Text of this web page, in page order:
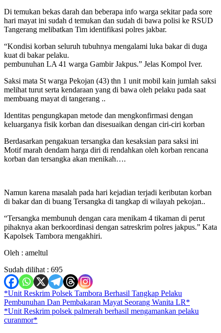
Di temukan bekas darah dan beberapa info warga sekitar pada sore
hari mayat ini sudah d temukan dan sudah di bawa polisi ke RSUD
Tangerang melibatkan Tim identifikasi polres jakbar.
“Kondisi korban seluruh tubuhnya mengalami luka bakar di duga
kuat di bakar pelaku.
pembunuhan LA 41 warga Gambir Jakpus.” Jelas Kompol Iver.
Saksi mata St warga Pekojan (43) thn 1 unit mobil kain jumlah saksi
melihat turut serta kendaraan yang di bawa oleh pelaku pada saat
membuang mayat di tangerang ..
Identitas pengungkapan metode dan mengkonfirmasi dengan
keluarganya fisik korban dan disesuaikan dengan ciri-ciri korban
Berdasarkan pengakuan tersangka dan kesaksian para saksi ini
Motif marah dendam harga diri di rendahkan oleh korban rencana
korban dan tersangka akan menikah….
Namun karena masalah pada hari kejadian terjadi keributan korban
di bakar dan di buang Tersangka di tangkap di wilayah pekojan..
“Tersangka membunuh dengan cara menikam 4 tikaman di perut
pihaknya akan berkoordinasi dengan satreskrim polres jakpus.” Kata
Kapolsek Tambora mengakhiri.
Oleh : ameltul
Sudah dilihat : 695
Navigasi
pos
*Unit Reskrim Polsek Tambora Berhasil Tangkap Pelaku
Pembunuhan Dan Pembakaran Mayat Seorang Wanita LR*
*Unit Reskrim polsek palmerah berhasil mengamankan pelaku
curanmor*